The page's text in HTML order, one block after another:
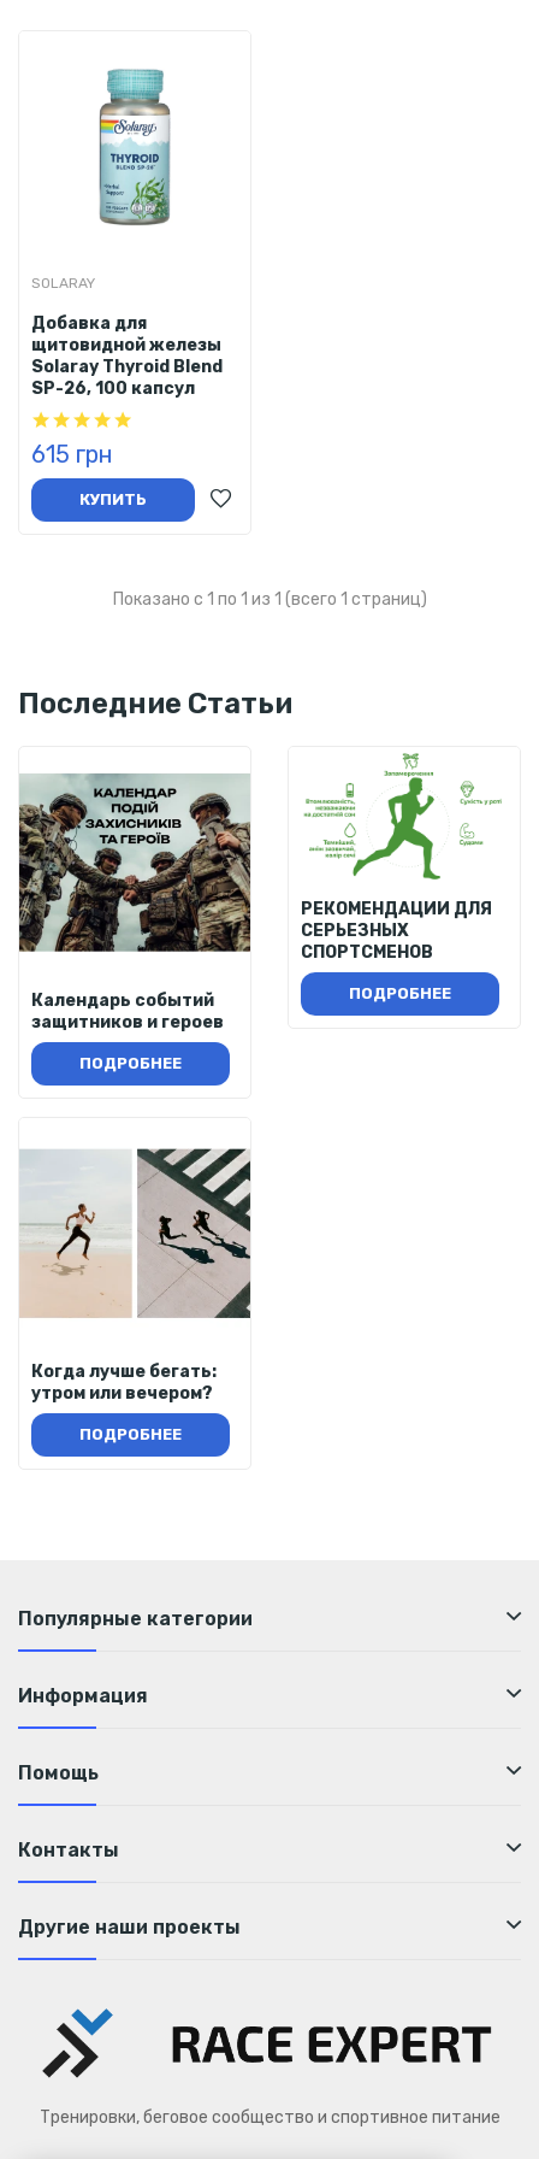
SOLARAY
Добавка для
щитовидной железы
Solaray Thyroid Blend
SP-26, 100 капсул
615 грн
КУПИТЬ
Показано с 1 по 1 из 1 (всего 1 страниц)
Последние Статьи
Календарь событий
защитников и героев
ПОДРОБНЕЕ
РЕКОМЕНДАЦИИ ДЛЯ
СЕРЬЕЗНЫХ
СПОРТСМЕНОВ
ПОДРОБНЕЕ
Когда лучше бегать:
утром или вечером?
ПОДРОБНЕЕ
Популярные категории
Информация
Помощь
Контакты
Другие наши проекты
Тренировки, беговое сообщество и спортивное питание